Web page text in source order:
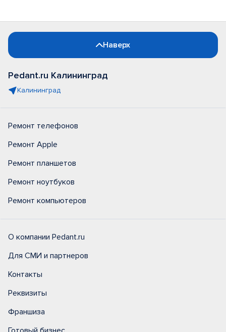
Наверх
Pedant.ru Калининград
Калининград
Ремонт телефонов
Ремонт Apple
Ремонт планшетов
Ремонт ноутбуков
Ремонт компьютеров
О компании Pedant.ru
Для СМИ и партнеров
Контакты
Реквизиты
Франшиза